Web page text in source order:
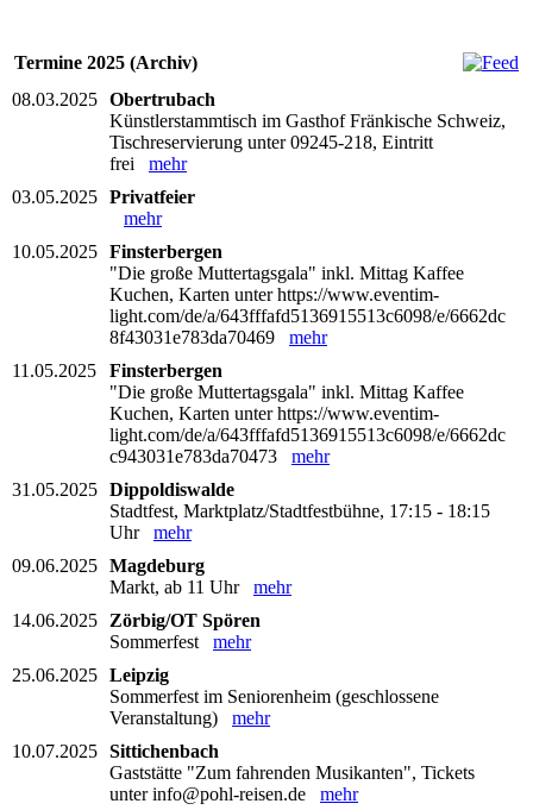
Termine 2025 (Archiv)
08.03.2025 Obertrubach
Künstlerstammtisch im Gasthof Fränkische Schweiz,
Tischreservierung unter 09245-218, Eintritt
frei mehr
03.05.2025 Privatfeier
mehr
10.05.2025 Finsterbergen
"Die große Muttertagsgala" inkl. Mittag Kaffee
Kuchen, Karten unter https://www.eventim-
light.com/de/a/643fffafd5136915513c6098/e/6662dc
8f43031e783da70469 mehr
11.05.2025
Finsterbergen
"Die große Muttertagsgala" inkl. Mittag Kaffee
Kuchen, Karten unter https://www.eventim-
light.com/de/a/643fffafd5136915513c6098/e/6662dc
c943031e783da70473 mehr
31.05.2025 Dippoldiswalde
Stadtfest, Marktplatz/Stadtfestbühne, 17:15 - 18:15
Uhr mehr
09.06.2025 Magdeburg
Markt, ab 11 Uhr mehr
14.06.2025
Zörbig/OT Spören
Sommerfest mehr
25.06.2025 Leipzig
Sommerfest im Seniorenheim (geschlossene
Veranstaltung) mehr
10.07.2025 Sittichenbach
Gaststätte "Zum fahrenden Musikanten", Tickets
unter info@pohl-reisen.de mehr